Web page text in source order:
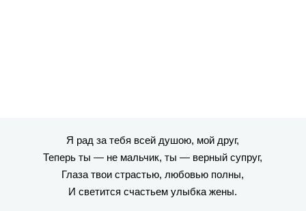
Я рад за тебя всей душою, мой друг,
Теперь ты — не мальчик, ты — верный супруг,
Глаза твои страстью, любовью полны,
И светится счастьем улыбка жены.